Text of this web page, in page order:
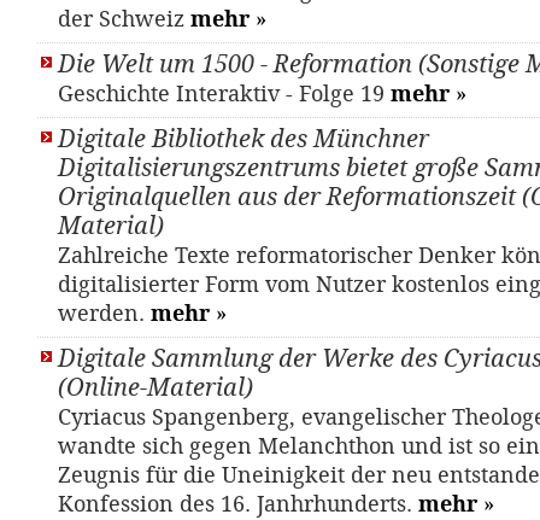
der Schweiz mehr »
Die Welt um 1500 - Reformation (Sonstige
Geschichte Interaktiv - Folge 19 mehr »
Digitale Bibliothek des Münchner
Digitalisierungszentrums bietet große
Originalquellen aus der Reformationszeit
Material)
Zahlreiche Texte reformatorischer Denker
digitalisierter Form vom Nutzer kostenlos
werden. mehr »
Digitale Sammlung der Werke des
(Online-Material)
Cyriacus Spangenberg, evangelischer
wandte sich gegen Melanchthon und ist so
Zeugnis für die Uneinigkeit der neu
Konfession des 16. Janhrhunderts. mehr »